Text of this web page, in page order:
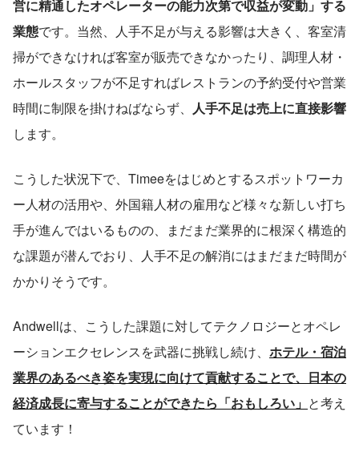
営に精通したオペレーターの能力次第で収益が変動」する
業態です。当然、人手不足が与える影響は大きく、客室清
掃ができなければ客室が販売できなかったり、調理人材・
ホールスタッフが不足すればレストランの予約受付や営業
時間に制限を掛けねばならず、 人手不足は売上に直接影響
します。
こうした状況下で、Timeeをはじめとするスポットワーカ
ー人材の活用や、外国籍人材の雇用など様々な新しい打ち
手が進んではいるものの、まだまだ業界的に根深く構造的
な課題が潜んでおり、人手不足の解消にはまだまだ時間が
かかりそうです。
Andwellは、こうした課題に対してテクノロジーとオペレ
ーションエクセレンスを武器に挑戦し続け、 ホテル・宿泊
業界のあるべき姿を実現に向けて貢献することで、日本の
経済成長に寄与することができたら「おもしろい」 と考え
ています！